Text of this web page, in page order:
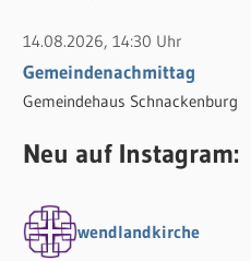
14.08.2026, 14:30 Uhr
Gemeindenachmittag
Gemeindehaus Schnackenburg
Neu auf Instagram:
wendlandkirche